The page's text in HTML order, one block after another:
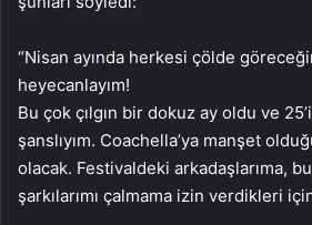
“Nisan ayında herkesi çölde
heyecanlayım!
Bu çok çılgın bir dokuz ay oldu ve
şanslıyım. Coachella’ya manşet
olacak. Festivaldeki arkadaşlarıma,
şarkılarımı çalmama izin verdikleri